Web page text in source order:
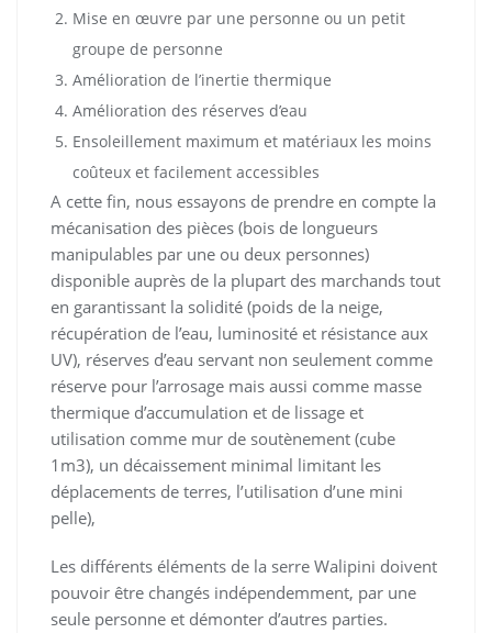
Mise en œuvre par une personne ou un petit
groupe de personne
Amélioration de l’inertie thermique
Amélioration des réserves d’eau
Ensoleillement maximum et matériaux les moins
coûteux et facilement accessibles
A cette fin, nous essayons de prendre en compte la
mécanisation des pièces (bois de longueurs
manipulables par une ou deux personnes)
disponible auprès de la plupart des marchands tout
en garantissant la solidité (poids de la neige,
récupération de l’eau, luminosité et résistance aux
UV), réserves d’eau servant non seulement comme
réserve pour l’arrosage mais aussi comme masse
thermique d’accumulation et de lissage et
utilisation comme mur de soutènement (cube
1m3), un décaissement minimal limitant les
déplacements de terres, l’utilisation d’une mini
pelle),
Les différents éléments de la serre Walipini doivent
pouvoir être changés indépendemment, par une
seule personne et démonter d’autres parties.